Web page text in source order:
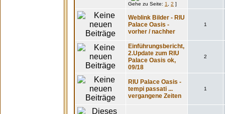
Gehe zu Seite: 1 2 ]
Weblink Bilder - RIU
Palace Oasis -
vorher / nachher
1
Einführungsbericht,
2.Update zum RIU
Palace Oasis ok,
09/18
2
RIU Palace Oasis -
tempi passati ...
vergangene Zeiten
1